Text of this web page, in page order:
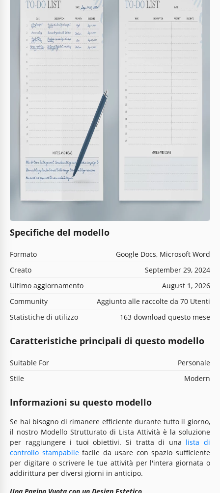
Specifiche del modello
Formato
Google Docs, Microsoft Word
Creato
September 29, 2024
Ultimo aggiornamento
August 1, 2026
Community
Aggiunto alle raccolte da 70 Utenti
Statistiche di utilizzo
163 download questo mese
Caratteristiche principali di questo modello
Suitable For
Personale
Stile
Modern
Informazioni su questo modello
Se hai bisogno di rimanere efficiente durante tutto il giorno,
il nostro Modello Strutturato di Lista Attività è la soluzione
per raggiungere i tuoi obiettivi. Si tratta di una lista di
controllo stampabilefacile da usare con spazio sufficiente
per digitare o scrivere le tue attività per l'intera giornata o
addirittura per diversi giorni in anticipo.
Una Pagina Vuota con un Design Estetico